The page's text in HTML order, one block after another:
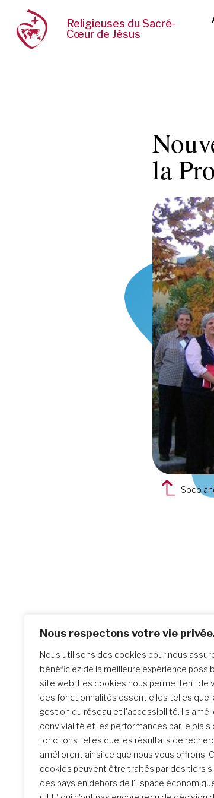
Nous respectons votre vie
Nous utilisons des cookies pour nous
bénéficiez de la meilleure expérience
site web. Les cookies nous permettent de
des fonctionnalités essentielles telles que
gestion du réseau et l'accessibilité. Ils
convivialité et les performances par le biais
fonctions telles que les résultats de
améliorent ainsi ce que nous vous offrons.
cookies peuvent être traités par des tiers
des pays en dehors de l'Espace
Religieuses du Sacré-
Cœur de Jésus
la
Soco
Similar Posts
La rencontre de Formation
initiale : un parcours
transformateur